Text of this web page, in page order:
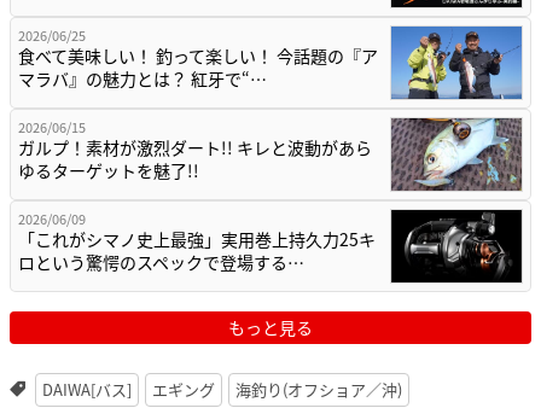
2026/06/25
食べて美味しい！ 釣って楽しい！ 今話題の『ア
マラバ』の魅力とは？ 紅牙で“…
2026/06/15
ガルプ！素材が激烈ダート!! キレと波動があら
ゆるターゲットを魅了!!
2026/06/09
「これがシマノ史上最強」実用巻上持久力25キ
ロという驚愕のスペックで登場する…
もっと見る
DAIWA[バス] エギング
海釣り(オフショア／沖)